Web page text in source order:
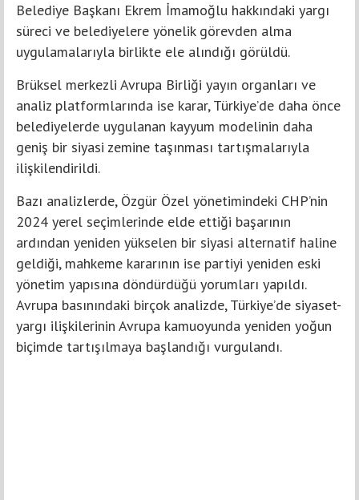
Belediye Başkanı Ekrem İmamoğlu hakkındaki yargı
süreci ve belediyelere yönelik görevden alma
uygulamalarıyla birlikte ele alındığı görüldü.
Brüksel merkezli Avrupa Birliği yayın organları ve
analiz platformlarında ise karar, Türkiye’de daha önce
belediyelerde uygulanan kayyum modelinin daha
geniş bir siyasi zemine taşınması tartışmalarıyla
ilişkilendirildi.
Bazı analizlerde, Özgür Özel yönetimindeki CHP’nin
2024 yerel seçimlerinde elde ettiği başarının
ardından yeniden yükselen bir siyasi alternatif haline
geldiği, mahkeme kararının ise partiyi yeniden eski
yönetim yapısına döndürdüğü yorumları yapıldı.
Avrupa basınındaki birçok analizde, Türkiye’de siyaset-
yargı ilişkilerinin Avrupa kamuoyunda yeniden yoğun
biçimde tartışılmaya başlandığı vurgulandı.